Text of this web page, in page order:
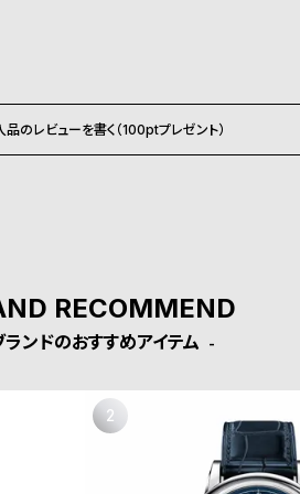
品のレビューを書く（100ptプレゼント）
RECOMMEND
ランドのおすすめアイテム